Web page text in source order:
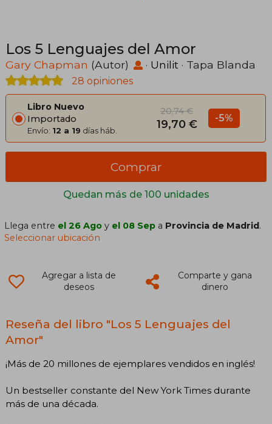
Los 5 Lenguajes del Amor
Gary Chapman (Autor) · Unilit · Tapa Blanda
28 opiniones
Libro Nuevo
Importado
Envío: 12 a 19 días háb.
20,74 €
19,70 € -5%
Quedan más de 100 unidades
Comprar
Llega entre el 26 Ago y el 08 Sep a Provincia de Madrid .
Seleccionar ubicación
Agregar a lista de
deseos
Comparte y gana
dinero
Reseña del libro "Los 5 Lenguajes del
Amor"
¡Más de 20 millones de ejemplares vendidos en inglés!
Un bestseller constante del New York Times durante
más de una década.